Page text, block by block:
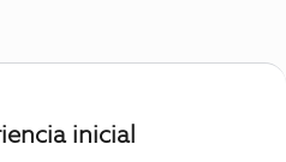
inicial